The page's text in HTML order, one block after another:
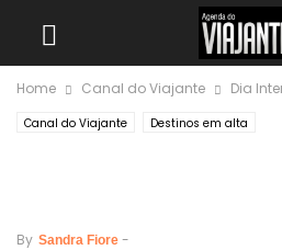
Home Canal do Viajante Dia
Canal do Viajante Destinos em alta
By Sandra Fiore -